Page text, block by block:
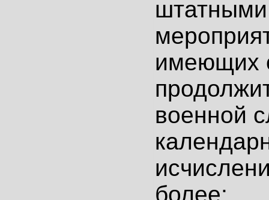
штатными
имеющих
военной
более;